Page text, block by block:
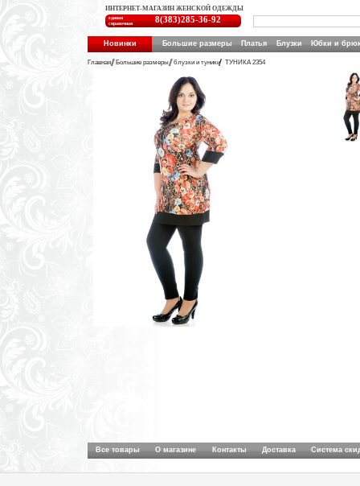
ИНТЕРНЕТ-МАГАЗИН ЖЕНСКОЙ ОДЕЖДЫ
единая
справочная
8(383)285-36-92
Новинки Большие размеры Платья Блузки Юбки и
Главная Большие размеры блузки и туники ТУНИКА 2354
Все товары О магазине Контакты Доставка Система